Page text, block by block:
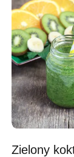
Zielony